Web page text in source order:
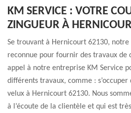
KM SERVICE : VOTRE
ZINGUEUR À
Se trouvant à Hernicourt 62130,
reconnue pour fournir des travaux de
appel à notre entreprise KM Service
différents travaux, comme :
velux à Hernicourt 62130. Nous
à l’écoute de la clientèle et qui est